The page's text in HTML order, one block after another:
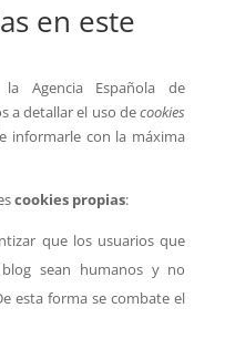
en este
Agencia Española de
a detallar el uso decookies
informarle con la máxima
cookies propias:
que los usuarios que
sean humanos y no
esta forma se combate el